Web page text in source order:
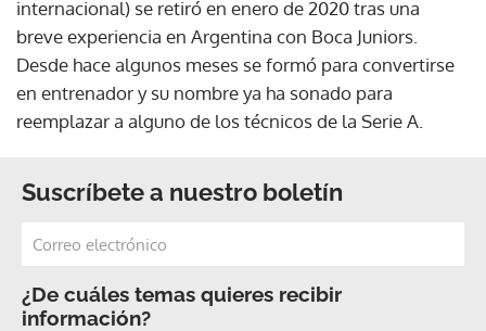
internacional) se retiró en enero de 2020 tras una
breve experiencia en Argentina con Boca Juniors.
Desde hace algunos meses se formó para convertirse
en entrenador y su nombre ya ha sonado para
reemplazar a alguno de los técnicos de la Serie A.
Suscríbete a nuestro boletín
¿De cuáles temas quieres recibir
información?